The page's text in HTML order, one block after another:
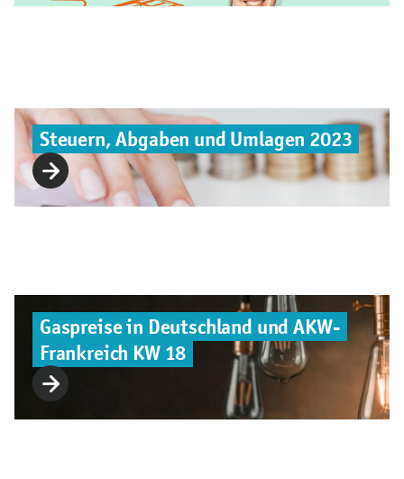
Steuern, Abgaben und Umlagen 2023
Gaspreise in Deutschland und AKW-
Frankreich KW 18